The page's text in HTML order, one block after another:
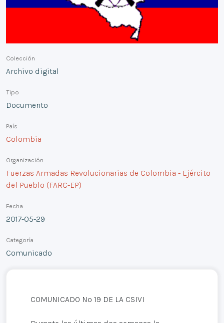
Colección
Archivo digital
Tipo
Documento
País
Colombia
Organización
Fuerzas Armadas Revolucionarias de Colombia - Ejército
del Pueblo (FARC-EP)
Fecha
2017-05-29
Categoría
Comunicado
COMUNICADO Nº 19 DE LA CSIVI